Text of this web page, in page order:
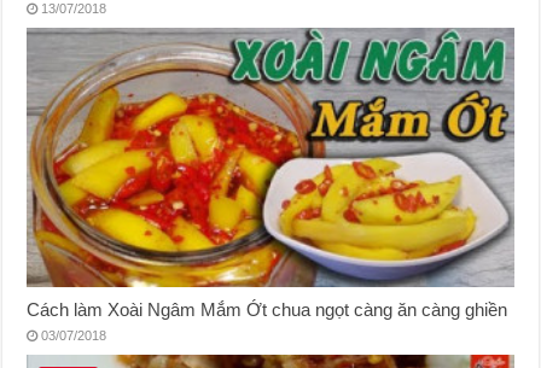
13/07/2018
Cách làm Xoài Ngâm Mắm Ớt chua ngọt càng ăn càng ghiền
03/07/2018